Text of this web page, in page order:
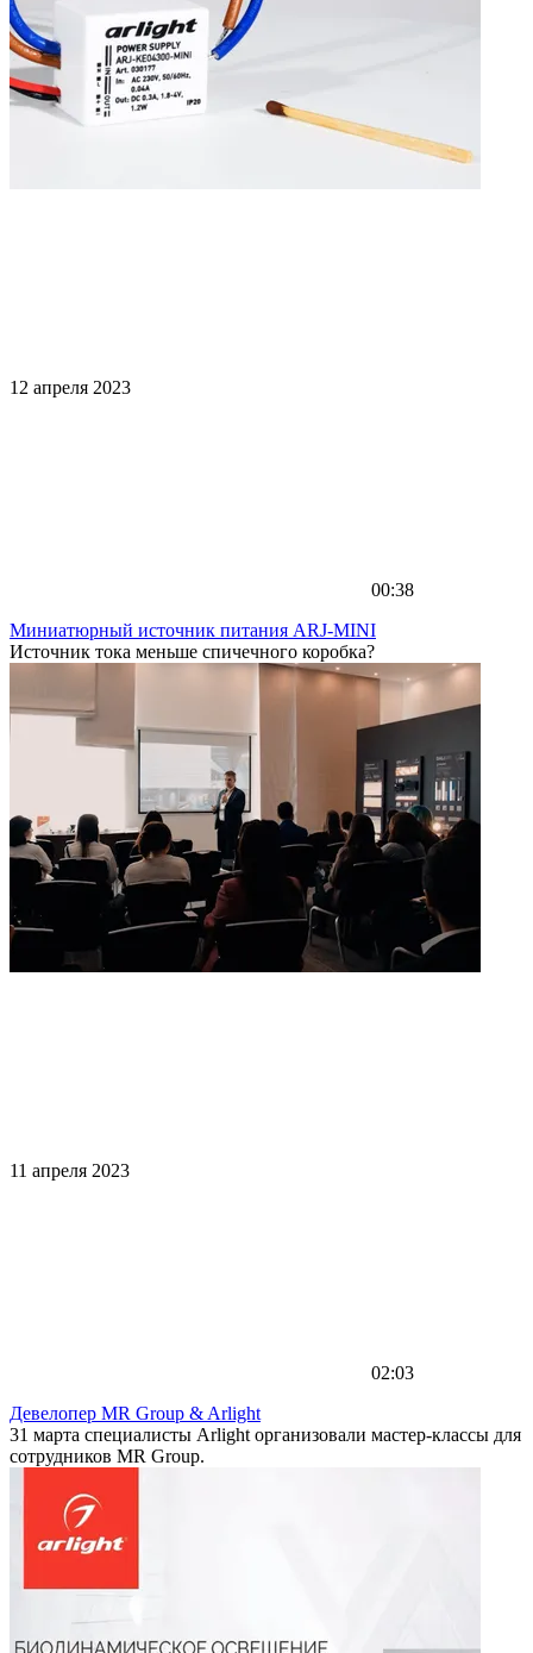
12 апреля 2023
00:38
Миниатюрный источник питания ARJ-MINI
Источник тока меньше спичечного коробка?
11 апреля 2023
02:03
Девелопер MR Group & Arlight
31 марта специалисты Arlight организовали мастер-классы для
сотрудников MR Group.